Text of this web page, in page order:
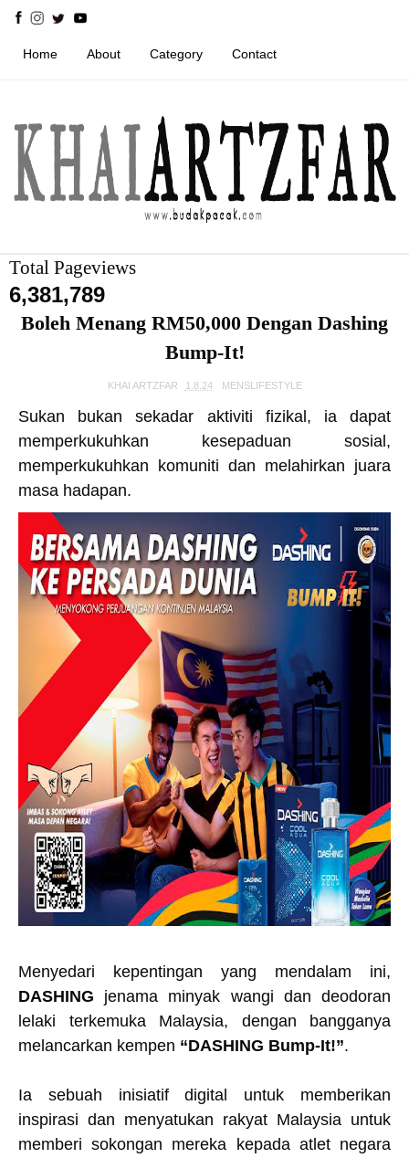
Home About Category Contact
Total Pageviews
6,381,789
Boleh Menang RM50,000 Dengan Dashing
Bump-It!
KHAI ARTZFAR 1.8.24 MENSLIFESTYLE
Sukan bukan sekadar aktiviti fizikal, ia dapat
memperkukuhkan kesepaduan sosial,
memperkukuhkan komuniti dan melahirkan juara
masa hadapan.
Menyedari kepentingan yang mendalam ini,
DASHING jenama minyak wangi dan deodoran
lelaki terkemuka Malaysia, dengan bangganya
melancarkan kempen “DASHING Bump-It!”.
Ia sebuah inisiatif digital untuk memberikan
inspirasi dan menyatukan rakyat Malaysia untuk
memberi sokongan mereka kepada atlet negara